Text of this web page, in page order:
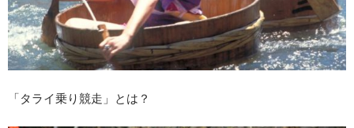
「タライ乗り競走」とは？